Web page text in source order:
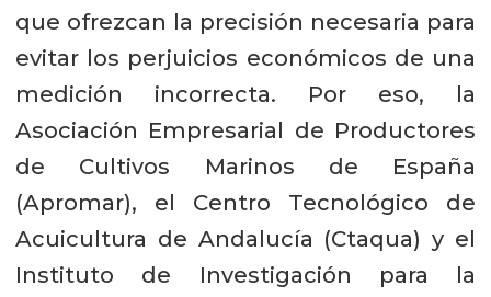
que ofrezcan la precisión necesaria para
evitar los perjuicios económicos de una
medición incorrecta. Por eso, la
Asociación Empresarial de Productores
de Cultivos Marinos de España
(Apromar), el Centro Tecnológico de
Acuicultura de Andalucía (Ctaqua) y el
Instituto de Investigación para la